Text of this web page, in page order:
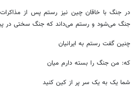
در جنگ با خاقان چین نیز رستم پس از مذاکرات
جنگ می‌شود و رستم می‌داند که جنگ سختی در
چنین گفت رستم به ایرانیان
که: من جنگ را بسته دارم میان
شما یک به یک سر پر از کین کنید